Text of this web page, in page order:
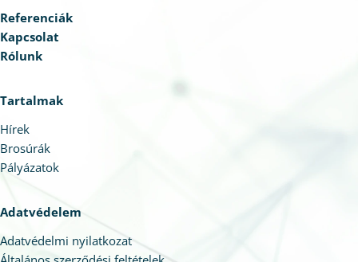
Referenciák
Kapcsolat
Rólunk
Tartalmak
Hírek
Brosúrák
Pályázatok
Adatvédelem
Adatvédelmi nyilatkozat